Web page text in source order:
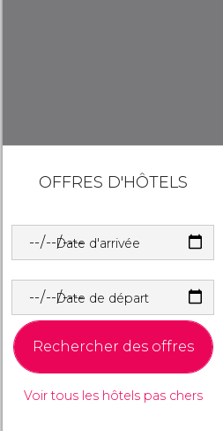
OFFRES D'HÔTELS
Date d'arrivée
Date de départ
Rechercher des offres
Voir tous les hôtels pas chers